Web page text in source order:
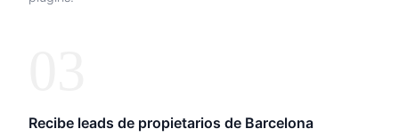
Recibe leads de propietarios de Barcelona